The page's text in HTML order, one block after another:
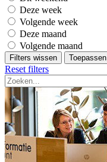
Deze week
Volgende week
Deze maand
Volgende maand
Filters wissen Toepassen
Reset filters